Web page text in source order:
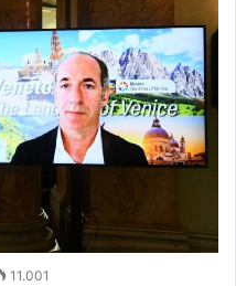
11.001